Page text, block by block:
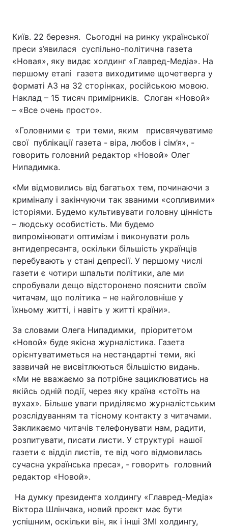
Київ. 22 березня. Сьогодні на ринку української
преси з’явилася суспільно-політична газета
«Новая», яку видає холдинг «Главред-Медіа». На
першому етапі газета виходитиме щочетверга у
форматі А3 на 32 сторінках, російською мовою.
Наклад – 15 тисяч примірників. Слоган «Новой»
– «Все очень просто».
«Головними є три теми, яким присвячуватиме
свої публікації газета - віра, любов і сім’я», -
говорить головний редактор «Новой» Олег
Нипадимка.
«Ми відмовились від багатьох тем, починаючи з
криміналу і закінчуючи так званими «сопливими»
історіями. Будемо культивувати головну цінність
– людську особистість. Ми будемо
випромінювати оптимізм і виконувати роль
антидепресанта, оскільки більшість українців
перебувають у стані депресії. У першому числі
газети є чотири шпальти політики, але ми
спробували дещо відсторонено пояснити своїм
читачам, що політика – не найголовніше у
їхньому житті, і навіть у житті країни».
За словами Олега Нипадимки, пріоритетом
«Новой» буде якісна журналістика. Газета
орієнтуватиметься на нестандартні теми, які
зазвичай не висвітлюються більшістю видань.
«Ми не вважаємо за потрібне зациклюватись на
якійсь одній події, через яку країна «стоїть на
вухах». Більше уваги приділяємо журналістським
розслідуванням та тісному контакту з читачами.
Закликаємо читачів телефонувати нам, радити,
розпитувати, писати листи. У структурі нашої
газети є відділ листів, те від чого відмовилась
сучасна українська преса», - говорить головний
редактор «Новой».
На думку президента холдингу «Главред-Медіа»
Віктора Шлінчака, новий проект має бути
успішним, оскільки він, як і інші ЗМІ холдингу,